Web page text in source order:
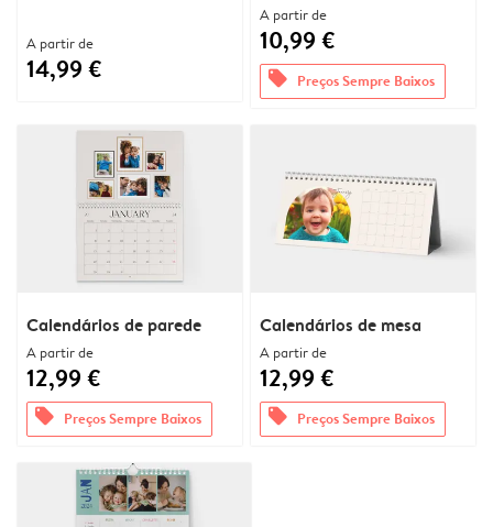
A partir de
14,99 €
A partir de
10,99 €
offers Preços Sempre Baixos
Calendários de parede
A partir de
12,99 €
offers Preços Sempre Baixos
Calendários de mesa
A partir de
12,99 €
offers Preços Sempre Baixos